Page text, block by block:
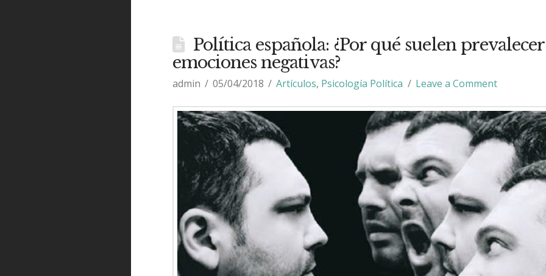
Política española: ¿Por qué suelen
emociones negativas?
admin 05/04/2018 Artículos, Psicología Política Leave a Comment